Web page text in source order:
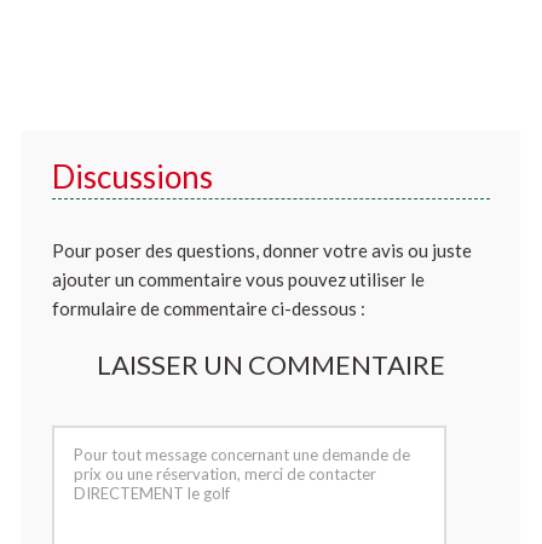
Discussions
Pour poser des questions, donner votre avis ou juste
ajouter un commentaire vous pouvez utiliser le
formulaire de commentaire ci-dessous :
LAISSER UN COMMENTAIRE